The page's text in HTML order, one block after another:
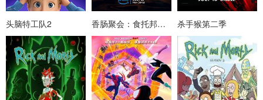
头脑特工队2 香肠聚会：食托邦第一季 杀手猴第二季